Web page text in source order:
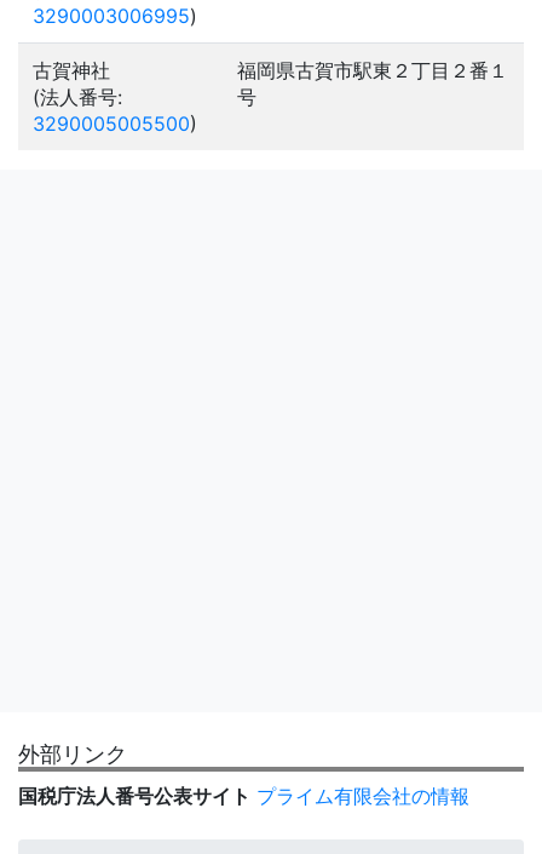
3290003006995)
古賀神社
(法人番号:
3290005005500)
福岡県古賀市駅東２丁目２番１
号
外部リンク
国税庁法人番号公表サイト プライム有限会社の情報